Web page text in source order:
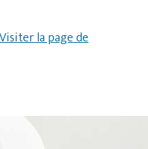
Visiter la page de